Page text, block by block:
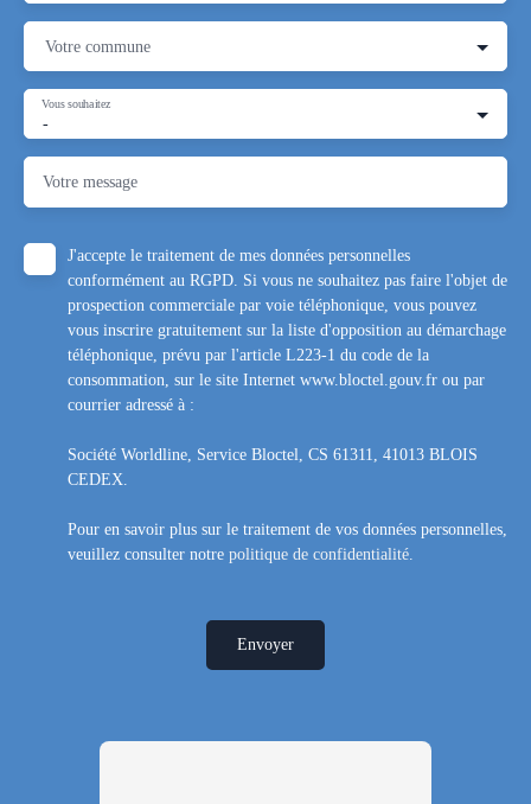
Votre commune
-
Vous souhaitez
Votre message
J'accepte le traitement de mes données personnelles
conformément au RGPD. Si vous ne souhaitez pas faire l'objet de
prospection commerciale par voie téléphonique, vous pouvez
vous inscrire gratuitement sur la liste d'opposition au démarchage
téléphonique, prévu par l'article L223-1 du code de la
consommation, sur le site Internet www.bloctel.gouv.fr ou par
courrier adressé à :
Société Worldline, Service Bloctel, CS 61311, 41013 BLOIS
CEDEX.
Pour en savoir plus sur le traitement de vos données personnelles,
veuillez consulter notre politique de confidentialité
Envoyer